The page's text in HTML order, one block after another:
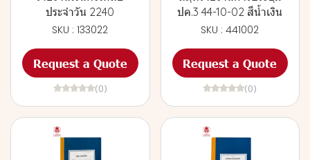
ประจำวัน 2240
SKU : 133022
Request a Quote
(0)
ปค.3 44-10-02 สีน้ำเงิน
SKU : 441002
Request a Quote
(0)